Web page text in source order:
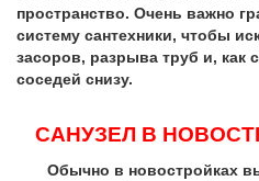
пространство. Очень важно
систему сантехники, чтобы
засоров, разрыва труб и, как
соседей снизу.
САНУЗЕЛ В
Обычно в новостройках